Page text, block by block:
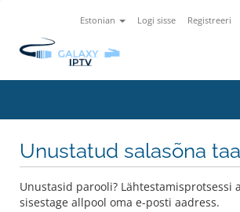
Estonian Logi sisse Registreeri
Unustatud salasõna
Unustasid parooli? Lähtestamisprotsessi
sisestage allpool oma e-posti aadress.